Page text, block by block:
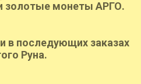
золотые монеты АРГО.
в последующих заказах
Руна.